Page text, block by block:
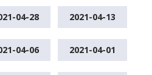
04-28 2021-04-13
04-06 2021-04-01